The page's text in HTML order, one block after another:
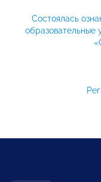
Состоялась
образовательные